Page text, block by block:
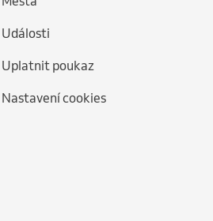
Události
Uplatnit poukaz
Nastavení cookies